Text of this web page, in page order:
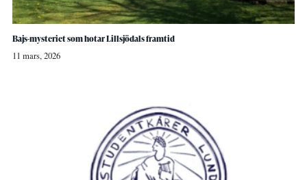
Bajs-mysteriet som hotar Lillsjödals framtid
11 mars, 2026